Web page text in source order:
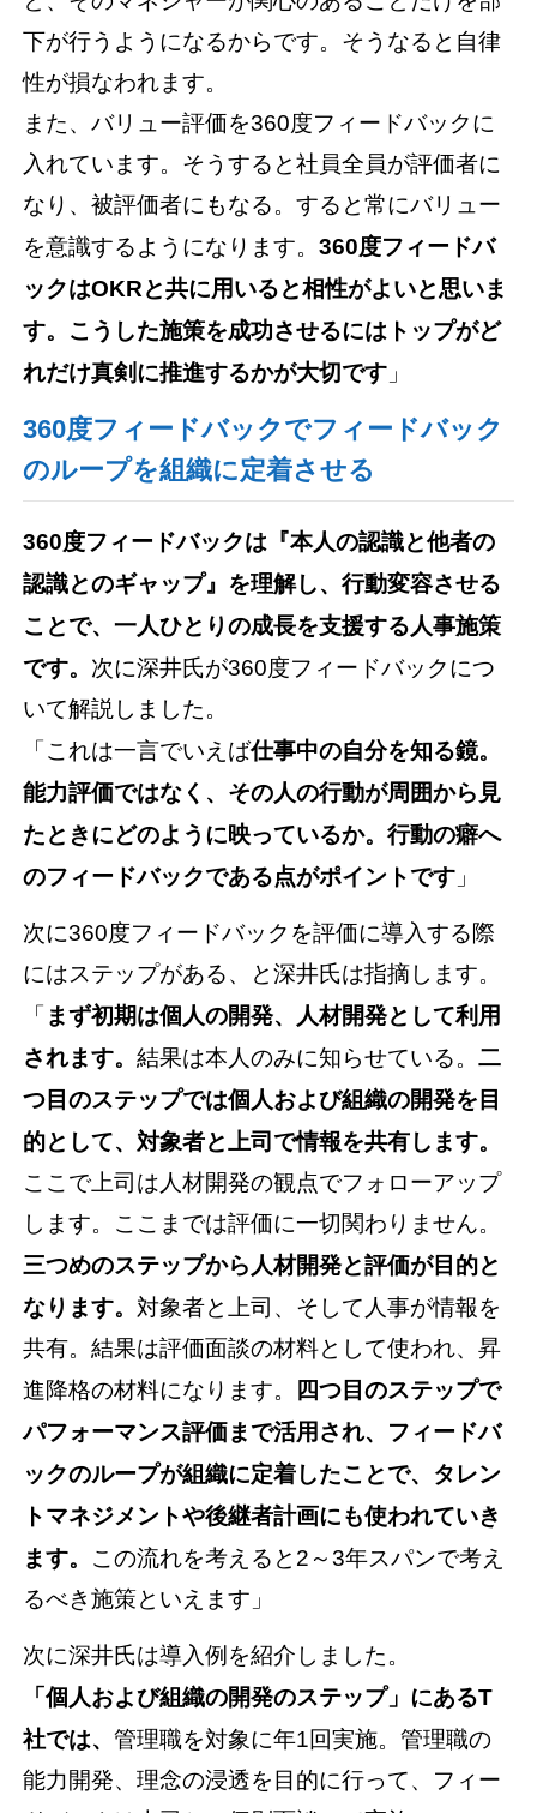
下が行うようになるからです。そうなると自律
性が損なわれます。
また、バリュー評価を360度フィードバックに
入れています。そうすると社員全員が評価者に
なり、被評価者にもなる。すると常にバリュー
を意識するようになります。360度フィードバ
ックはOKRと共に用いると相性がよいと思いま
す。こうした施策を成功させるにはトップがど
れだけ真剣に推進するかが大切です 」
360度フィードバックでフィードバック
のループを組織に定着させる
360度フィードバックは『本人の認識と他者の
認識とのギャップ』を理解し、行動変容させる
ことで、一人ひとりの成長を支援する人事施策
です。 次に深井氏が360度フィードバックにつ
いて解説しました。
「これは一言でいえば仕事中の自分を知る鏡。
能力評価ではなく、その人の行動が周囲から見
たときにどのように映っているか。行動の癖へ
のフィードバックである点がポイントです 」
次に360度フィードバックを評価に導入する際
にはステップがある、と深井氏は指摘します。
「 まず初期は個人の開発、人材開発として利用
されます。結果は本人のみに知らせている。二
つ目のステップでは個人および組織の開発を目
的として、対象者と上司で情報を共有します。
ここで上司は人材開発の観点でフォローアップ
します。ここまでは評価に一切関わりません。
三つめのステップから人材開発と評価が目的と
なります。 対象者と上司、そして人事が情報を
共有。結果は評価面談の材料として使われ、昇
進降格の材料になります。
四つ目のステップで
パフォーマンス評価まで活用され、フィードバ
ックのループが組織に定着したことで、タレン
トマネジメントや後継者計画にも使われていき
ます。 この流れを考えると2～3年スパンで考え
るべき施策といえます」
次に深井氏は導入例を紹介しました。
「個人および組織の開発のステップ」にあるT
社では、管理職を対象に年1回実施。管理職の
能力開発、理念の浸透を目的に行って、フィー